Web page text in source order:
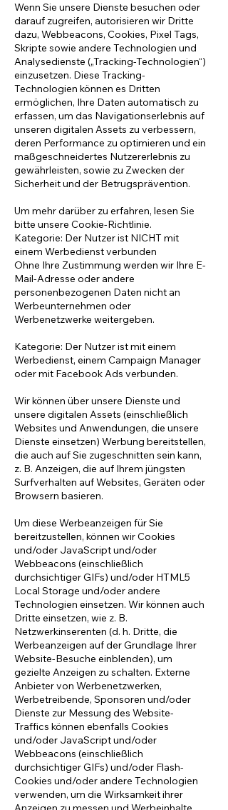
Wenn Sie unsere Dienste besuchen oder
darauf zugreifen, autorisieren wir Dritte
dazu, Webbeacons, Cookies, Pixel Tags,
Skripte sowie andere Technologien und
Analysedienste („Tracking-Technologien“)
einzusetzen. Diese Tracking-
Technologien können es Dritten
ermöglichen, Ihre Daten automatisch zu
erfassen, um das Navigationserlebnis auf
unseren digitalen Assets zu verbessern,
deren Performance zu optimieren und ein
maßgeschneidertes Nutzererlebnis zu
gewährleisten, sowie zu Zwecken der
Sicherheit und der Betrugsprävention.
Um mehr darüber zu erfahren, lesen Sie
bitte unsere Cookie-Richtlinie.
Kategorie: Der Nutzer ist NICHT mit
einem Werbedienst verbunden
Ohne Ihre Zustimmung werden wir Ihre E-
Mail-Adresse oder andere
personenbezogenen Daten nicht an
Werbeunternehmen oder
Werbenetzwerke weitergeben.
Kategorie: Der Nutzer ist mit einem
Werbedienst, einem Campaign Manager
oder mit Facebook Ads verbunden.
Wir können über unsere Dienste und
unsere digitalen Assets (einschließlich
Websites und Anwendungen, die unsere
Dienste einsetzen) Werbung bereitstellen,
die auch auf Sie zugeschnitten sein kann,
z. B. Anzeigen, die auf Ihrem jüngsten
Surfverhalten auf Websites, Geräten oder
Browsern basieren.
Um diese Werbeanzeigen für Sie
bereitzustellen, können wir Cookies
und/oder JavaScript und/oder
Webbeacons (einschließlich
durchsichtiger GIFs) und/oder HTML5
Local Storage und/oder andere
Technologien einsetzen. Wir können auch
Dritte einsetzen, wie z. B.
Netzwerkinserenten (d. h. Dritte, die
Werbeanzeigen auf der Grundlage Ihrer
Website-Besuche einblenden), um
gezielte Anzeigen zu schalten. Externe
Anbieter von Werbenetzwerken,
Werbetreibende, Sponsoren und/oder
Dienste zur Messung des Website-
Traffics können ebenfalls Cookies
und/oder JavaScript und/oder
Webbeacons (einschließlich
durchsichtiger GIFs) und/oder Flash-
Cookies und/oder andere Technologien
verwenden, um die Wirksamkeit ihrer